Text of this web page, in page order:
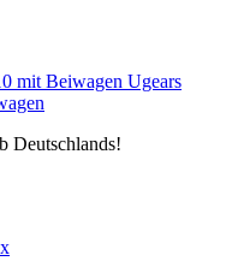
Ugears
Deutschlands!